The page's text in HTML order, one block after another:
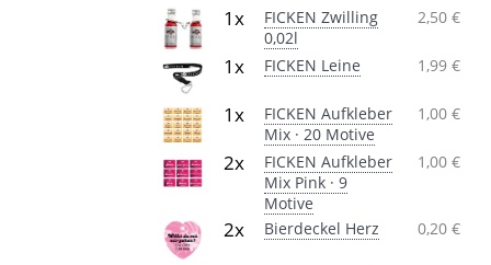
1x
FICKEN Zwilling
0,02l
2,50 €
1x FICKEN Leine 1,99 €
1x
FICKEN Aufkleber
Mix · 20 Motive
1,00 €
2x
FICKEN Aufkleber
Mix Pink · 9
Motive
1,00 €
2x Bierdeckel Herz 0,20 €